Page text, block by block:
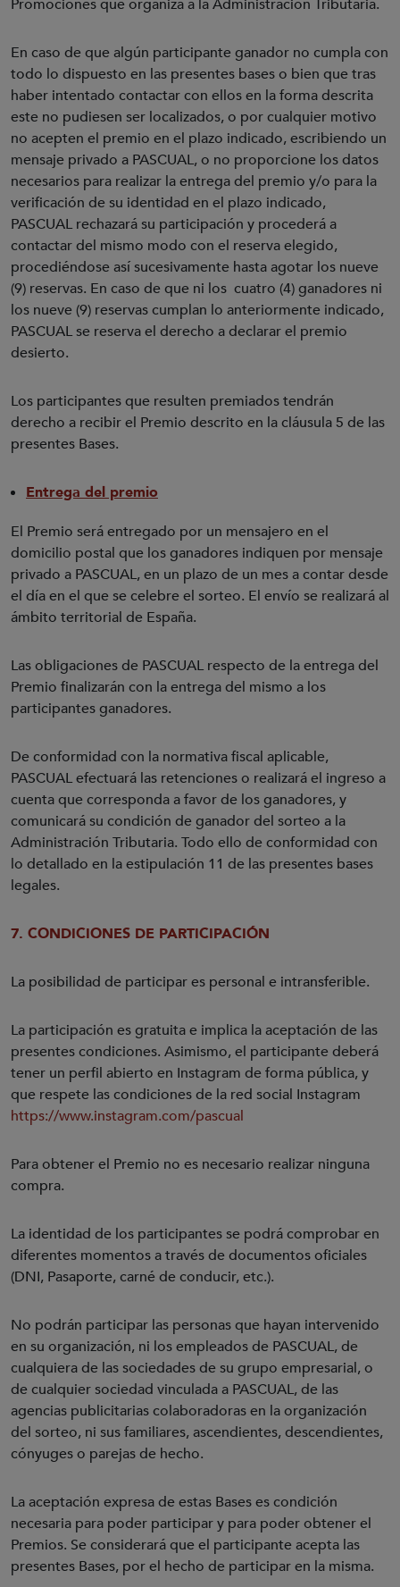
Promociones que organiza a la Administración Tributaria.
En caso de que algún participante ganador no cumpla con
todo lo dispuesto en las presentes bases o bien que tras
haber intentado contactar con ellos en la forma descrita
este no pudiesen ser localizados, o por cualquier motivo
no acepten el premio en el plazo indicado, escribiendo un
mensaje privado a PASCUAL, o no proporcione los datos
necesarios para realizar la entrega del premio y/o para la
verificación de su identidad en el plazo indicado,
PASCUAL rechazará su participación y procederá a
contactar del mismo modo con el reserva elegido,
procediéndose así sucesivamente hasta agotar los nueve
(9) reservas. En caso de que ni los cuatro (4) ganadores ni
los nueve (9) reservas cumplan lo anteriormente indicado,
PASCUAL se reserva el derecho a declarar el premio
desierto.
Los participantes que resulten premiados tendrán
derecho a recibir el Premio descrito en la cláusula 5 de las
presentes Bases.
Entrega del premio
El Premio será entregado por un mensajero en el
domicilio postal que los ganadores indiquen por mensaje
privado a PASCUAL, en un plazo de un mes a contar desde
el día en el que se celebre el sorteo. El envío se realizará al
ámbito territorial de España.
Las obligaciones de PASCUAL respecto de la entrega del
Premio finalizarán con la entrega del mismo a los
participantes ganadores.
De conformidad con la normativa fiscal aplicable,
PASCUAL efectuará las retenciones o realizará el ingreso a
cuenta que corresponda a favor de los ganadores, y
comunicará su condición de ganador del sorteo a la
Administración Tributaria. Todo ello de conformidad con
lo detallado en la estipulación 11 de las presentes bases
legales.
7. CONDICIONES DE PARTICIPACIÓN
La posibilidad de participar es personal e intransferible.
La participación es gratuita e implica la aceptación de las
presentes condiciones. Asimismo, el participante deberá
tener un perfil abierto en Instagram de forma pública, y
que respete las condiciones de la red social Instagram
https://www.instagram.com/pascual
Para obtener el Premio no es necesario realizar ninguna
compra.
La identidad de los participantes se podrá comprobar en
diferentes momentos a través de documentos oficiales
(DNI, Pasaporte, carné de conducir, etc.).
No podrán participar las personas que hayan intervenido
en su organización, ni los empleados de PASCUAL, de
cualquiera de las sociedades de su grupo empresarial, o
de cualquier sociedad vinculada a PASCUAL, de las
agencias publicitarias colaboradoras en la organización
del sorteo, ni sus familiares, ascendientes, descendientes,
cónyuges o parejas de hecho.
La aceptación expresa de estas Bases es condición
necesaria para poder participar y para poder obtener el
Premios. Se considerará que el participante acepta las
presentes Bases, por el hecho de participar en la misma.